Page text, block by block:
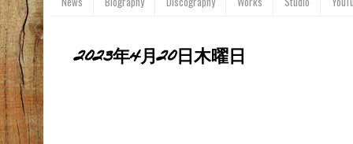
2023年4月20日木曜日